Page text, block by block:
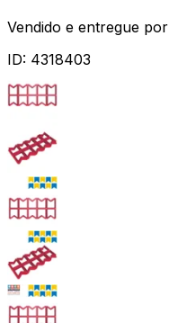
Vendido e entregue por
ID: 4318403